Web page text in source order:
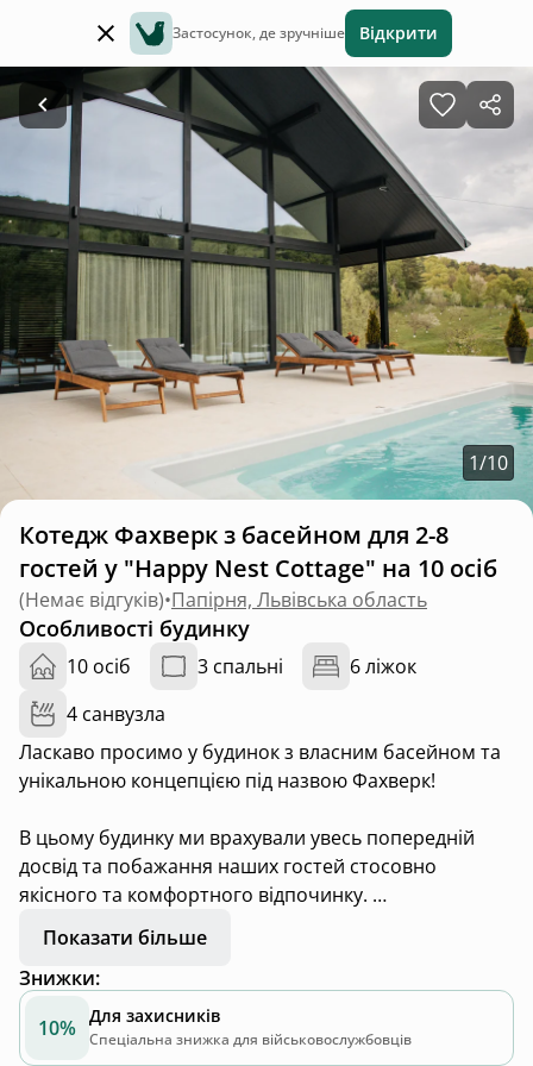
Застосунок, де зручніше Відкрити
1/10
Котедж Фахверк з басейном для 2-8
гостей у "Happy Nest Cottage" на 10 осіб
(Немає відгуків)•Папірня, Львівська область
Особливості будинку
10 осіб 3 спальні
6 ліжок
4 санвузла
Ласкаво просимо у будинок з власним басейном та
унікальною концепцією під назвою Фахверк!
В цьому будинку ми врахували увесь попередній
досвід та побажання наших гостей стосовно
якісного та комфортного відпочинку.
Тому простір Фахверк це:
- три просторих спальні з виходом на власний
балкон або терасу
- три зручних санвузли з тропічним душем та
Показати більше
Знижки:
10% Для захисників
Спеціальна знижка для військовослужбовців